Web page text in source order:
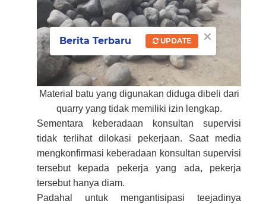
Material batu yang digunakan diduga dibeli dari
quarry yang tidak memiliki izin lengkap.
Sementara keberadaan konsultan supervisi
tidak terlihat dilokasi pekerjaan. Saat media
mengkonfirmasi keberadaan konsultan supervisi
tersebut kepada pekerja yang ada, pekerja
tersebut hanya diam.
Padahal untuk mengantisipasi teejadinya
×
Berita Terbaru UPDATE